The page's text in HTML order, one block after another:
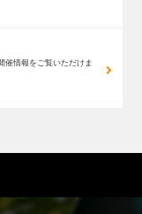
催情報を ご覧いただけま